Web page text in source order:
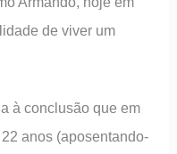
de viver um
à conclusão que em
anos (aposentando-